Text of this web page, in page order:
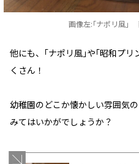
画像左:｢ナポリ風｣
他にも、｢ナポリ風｣や｢昭和プリ
くさん！
幼稚園のどこか懐かしい雰囲気
みてはいかがでしょうか？